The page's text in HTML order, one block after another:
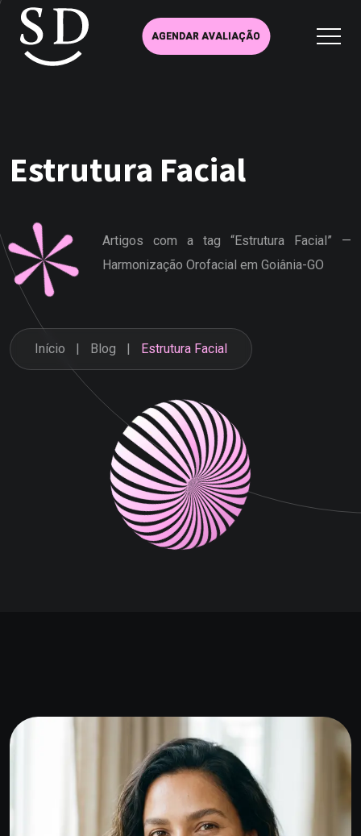
AGENDAR AVALIAÇÃO
Estrutura Facial
Artigos com a tag “Estrutura Facial” —
Harmonização Orofacial em Goiânia-GO
Início Blog Estrutura Facial